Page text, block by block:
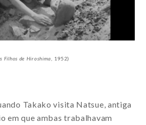
Filhos de Hiroshima , 1952)
Takako visita Natsue, antiga
em que ambas trabalhavam